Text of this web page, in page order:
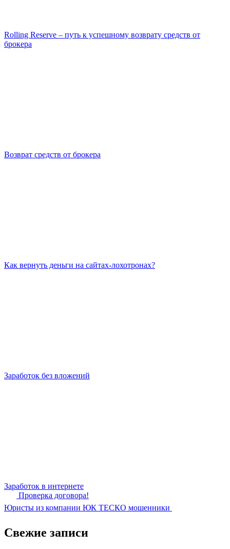
Rolling Reserve – путь к успешному возврату средств от
брокера
Возврат средств от брокера
Как вернуть деньги на сайтах-лохотронах?
Заработок без вложений
Заработок в интернете
Проверка договора!
Юристы из компании ЮК ТЕСКО мошенники
Свежие записи